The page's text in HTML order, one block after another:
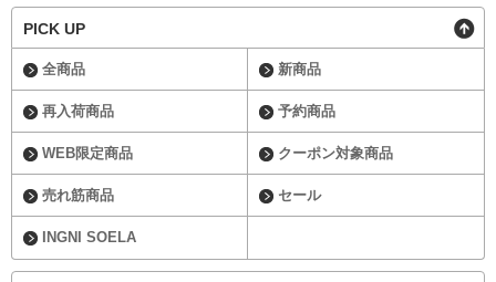
PICK UP
全商品 新商品
再入荷商品 予約商品
WEB限定商品 クーポン対象商品
売れ筋商品 セール
INGNI SOELA